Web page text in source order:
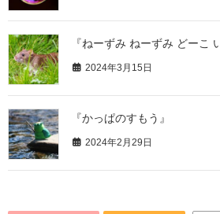
『ねーずみ ねーずみ どーこ
2024年3月15日
『かっぱのすもう』
2024年2月29日